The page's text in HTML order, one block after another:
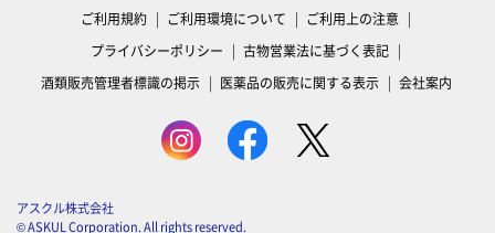
ご利用規約 ご利用環境について
ご利用上の注意
プライバシーポリシー
古物営業法に基づく表記
酒類販売管理者標識の掲示
医薬品の販売に関する表示 会社案内
アスクル株式会社
© ASKUL Corporation. All rights reserved.